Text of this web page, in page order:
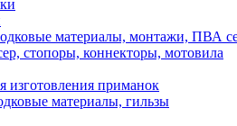
материалы, монтажи, ПВА
стопоры, коннекторы, мотовила
изготовления приманок
материалы, гильзы